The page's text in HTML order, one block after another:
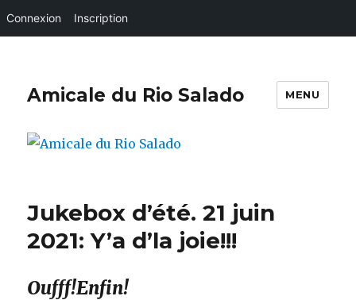
Connexion Inscription
Amicale du Rio Salado MENU
Jukebox d’été. 21 juin
2021: Y’a d’la joie!!!
Oufff!Enfin!